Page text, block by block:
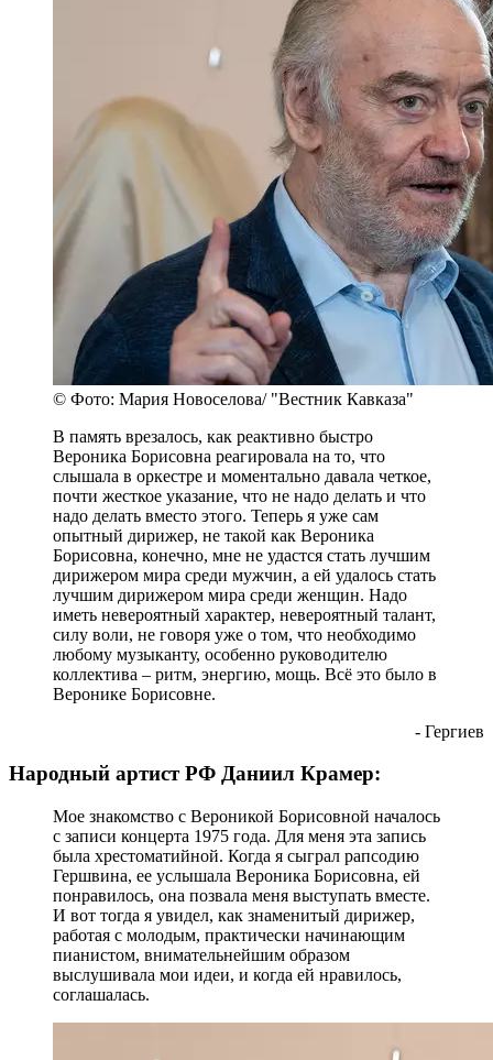
© Фото: Мария Новоселова/ "Вестник Кавказа"
В память врезалось, как реактивно быстро
Вероника Борисовна реагировала на то, что
слышала в оркестре и моментально давала четкое,
почти жесткое указание, что не надо делать и что
надо делать вместо этого. Теперь я уже сам
опытный дирижер, не такой как Вероника
Борисовна, конечно, мне не удастся стать лучшим
дирижером мира среди мужчин, а ей удалось стать
лучшим дирижером мира среди женщин. Надо
иметь невероятный характер, невероятный талант,
силу воли, не говоря уже о том, что необходимо
любому музыканту, особенно руководителю
коллектива – ритм, энергию, мощь. Всё это было в
Веронике Борисовне.
- Гергиев
Народный артист РФ Даниил Крамер:
Мое знакомство с Вероникой Борисовной началось
с записи концерта 1975 года. Для меня эта запись
была хрестоматийной. Когда я сыграл рапсодию
Гершвина, ее услышала Вероника Борисовна, ей
понравилось, она позвала меня выступать вместе.
И вот тогда я увидел, как знаменитый дирижер,
работая с молодым, практически начинающим
пианистом, внимательнейшим образом
выслушивала мои идеи, и когда ей нравилось,
соглашалась.